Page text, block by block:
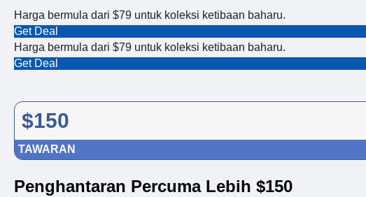
Harga bermula dari $79 untuk koleksi ketibaan baharu.
Get Deal
Harga bermula dari $79 untuk koleksi ketibaan baharu.
Get Deal
$150
TAWARAN
Penghantaran Percuma Lebih $150